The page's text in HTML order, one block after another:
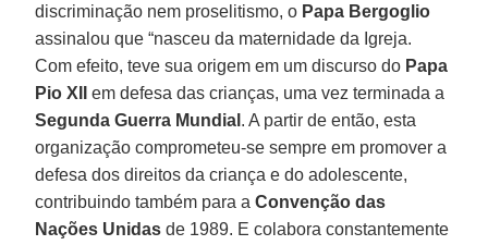
discriminação nem proselitismo, o Papa Bergoglio
assinalou que “nasceu da maternidade da Igreja.
Com efeito, teve sua origem em um discurso do Papa
Pio XII
em defesa das crianças, uma vez terminada a
Segunda Guerra Mundial . A partir de então, esta
organização comprometeu-se sempre em promover a
defesa dos direitos da criança e do adolescente,
contribuindo também para aConvenção das
Nações Unidas de 1989. E colabora constantemente